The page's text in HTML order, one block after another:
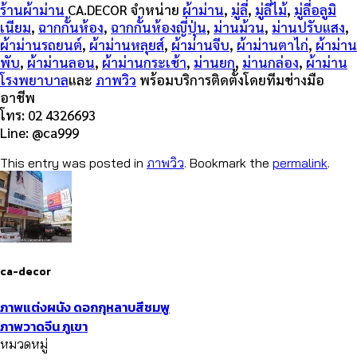
ร้านผ้าม่าน CA.DECOR จำหน่าย ผ้าม่าน, มู่ลี่, มู่ลี่ไม้, มู่ลี่อลูมิ
เนียม, ฉากกั้นห้อง, ฉากกั้นห้องญี่ปุ่น, ม่านม้วน, ม่านปรับแสง,
ผ้าม่านรถยนต์, ผ้าม่านหลุยส์, ผ้าม่านจีบ, ผ้าม่านตาไก่, ผ้าม่าน
พับ, ผ้าม่านลอน, ผ้าม่านกระเช้า, ม่านยก, ม่านกล่อง, ผ้าม่าน
โรงพยาบาลและ ภาพวิว พร้อมบริการติดตั้งโดยทีมช่างมือ
อาชีพ
โทร: 02 4326693
Line: @ca999
This entry was posted in ภาพวิว. Bookmark the permalink.
ca-decor
ภาพแต่งผนัง ดอกกุหลาบสีชมพู
ภาพวาดจีน ภูเขา
หมวดหมู่